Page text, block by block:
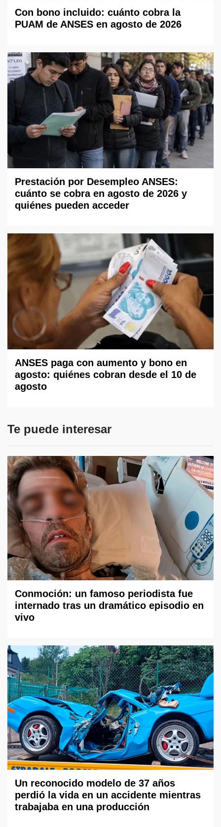
Con bono incluido: cuánto cobra la
PUAM de ANSES en agosto de 2026
Prestación por Desempleo ANSES:
cuánto se cobra en agosto de 2026 y
quiénes pueden acceder
ANSES paga con aumento y bono en
agosto: quiénes cobran desde el 10 de
agosto
Te puede interesar
Conmoción: un famoso periodista fue
internado tras un dramático episodio en
vivo
Un reconocido modelo de 37 años
perdió la vida en un accidente mientras
trabajaba en una producción